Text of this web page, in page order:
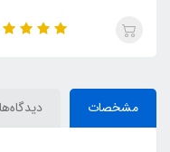
مشخصات دیدگاه‌ها